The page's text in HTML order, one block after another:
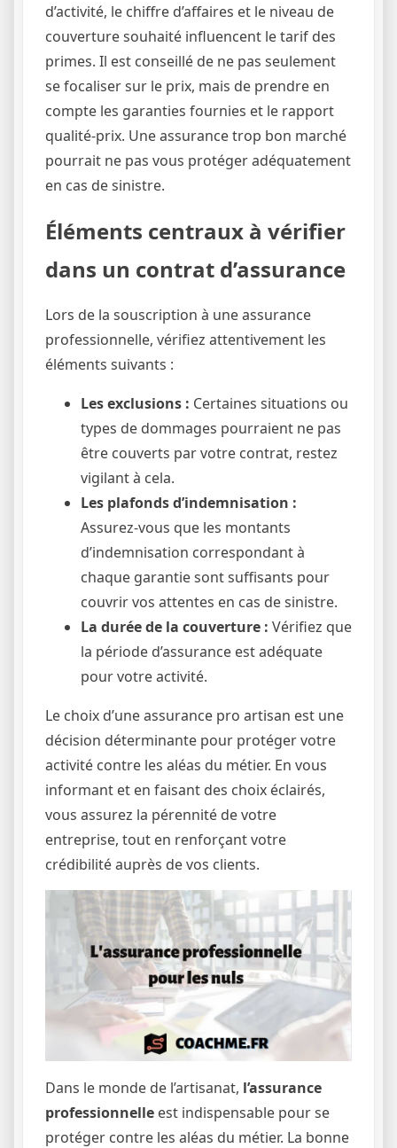
d’activité, le chiffre d’affaires et le niveau de
couverture souhaité influencent le tarif des
primes. Il est conseillé de ne pas seulement
se focaliser sur le prix, mais de prendre en
compte les garanties fournies et le rapport
qualité-prix. Une assurance trop bon marché
pourrait ne pas vous protéger adéquatement
en cas de sinistre.
Éléments centraux à vérifier
dans un contrat d’assurance
Lors de la souscription à une assurance
professionnelle, vérifiez attentivement les
éléments suivants :
Les exclusions : Certaines situations ou
types de dommages pourraient ne pas
être couverts par votre contrat, restez
vigilant à cela.
Les plafonds d’indemnisation :
Assurez-vous que les montants
d’indemnisation correspondant à
chaque garantie sont suffisants pour
couvrir vos attentes en cas de sinistre.
La durée de la couverture : Vérifiez que
la période d’assurance est adéquate
pour votre activité.
Le choix d’une assurance pro artisan est une
décision déterminante pour protéger votre
activité contre les aléas du métier. En vous
informant et en faisant des choix éclairés,
vous assurez la pérennité de votre
entreprise, tout en renforçant votre
crédibilité auprès de vos clients.
Dans le monde de l’artisanat, l’assurance
professionnelle est indispensable pour se
protéger contre les aléas du métier. La bonne